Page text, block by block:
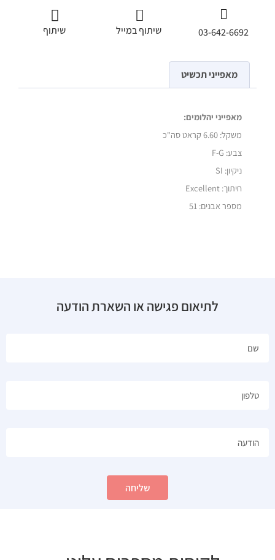
03-642-6692 שיתוף במייל שיתוף
מאפייני תכשיט
מאפייני יהלומים:
משקל: 6.60 קראט סה"כ
צבע: F-G
ניקיון: SI
חיתוך: Excellent
מספר אבנים: 51
לתיאום פגישה או השארת הודעה
שליחה